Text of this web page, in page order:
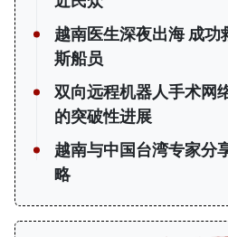
越南医生深夜出海 成功
斯船员
双向远程机器人手术网
的突破性进展
越南与中国台湾专家分
略